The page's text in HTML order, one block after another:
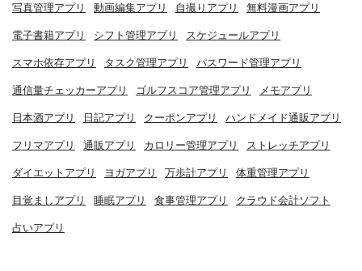
写真管理アプリ 動画編集アプリ 自撮りアプリ 無料漫画アプリ
電子書籍アプリ シフト管理アプリ スケジュールアプリ
スマホ依存アプリ タスク管理アプリ パスワード管理アプリ
通信量チェッカーアプリ ゴルフスコア管理アプリ メモアプリ
日本酒アプリ 日記アプリ クーポンアプリ ハンドメイド通販アプリ
フリマアプリ 通販アプリ カロリー管理アプリ ストレッチアプリ
ダイエットアプリ ヨガアプリ 万歩計アプリ 体重管理アプリ
目覚ましアプリ 睡眠アプリ 食事管理アプリ クラウド会計ソフト
占いアプリ